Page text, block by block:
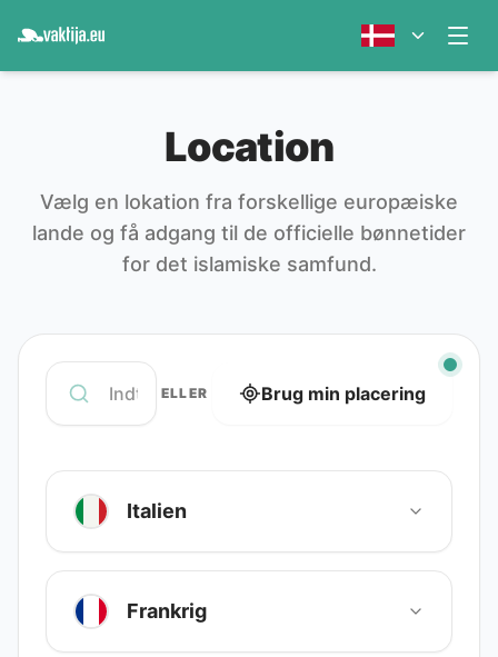
Location
Vælg en lokation fra forskellige europæiske
lande og få adgang til de officielle bønnetider
for det islamiske samfund.
ELLER Brug min placering
Italien
Frankrig